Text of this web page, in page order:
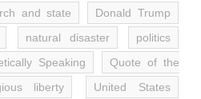
and state
Donald Trump
natural disaster
politics
Speaking
Quote of the
liberty
United States